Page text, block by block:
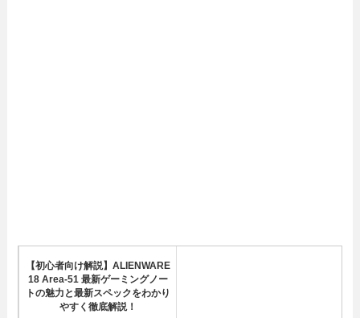
【初心者向け解説】ALIENWARE
18 Area-51 最新ゲーミングノー
トの魅力と最新スペックをわかり
やすく徹底解説！